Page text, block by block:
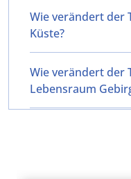
Wie verändert der
Küste?
Wie verändert der
Lebensraum